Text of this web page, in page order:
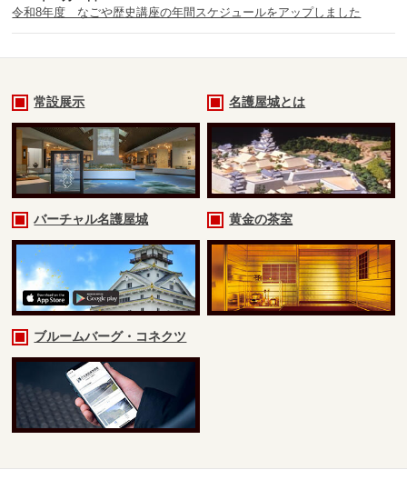
令和8年度 なごや歴史講座の年間スケジュールをアップしました
常設展示 名護屋城とは
バーチャル名護屋城 黄金の茶室
ブルームバーグ・コネクツ